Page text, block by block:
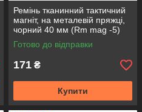
Ремінь тканинний тактичний
магніт, на металевій пряжці,
чорний 40 мм (Rm mag -5)
Готово до відправки
171 ₴
Купити